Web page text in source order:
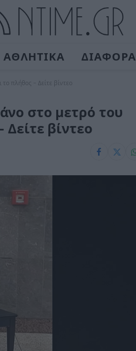
ΑΘΛΗΤΙΚΑ ΔΙΑΦΟΡΑ
πλήθος – Δείτε βίντεο
στο μετρό του
βίντεο